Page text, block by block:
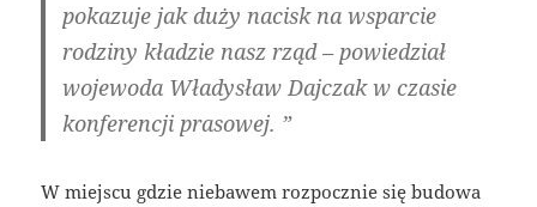
pokazuje jak duży nacisk na wsparcie
rodziny kładzie nasz rząd – powiedział
wojewoda Władysław Dajczak w czasie
konferencji prasowej. ”
W miejscu gdzie niebawem rozpocznie się budowa